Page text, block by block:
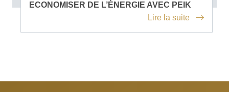
ECONOMISER DE L’ÉNERGIE AVEC PEIK
Lire la suite